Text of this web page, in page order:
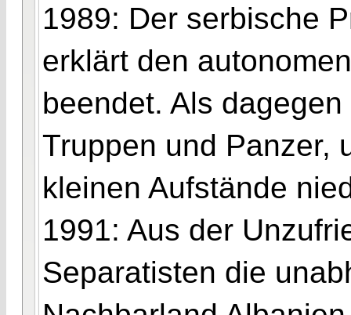
1989: Der serbische
erklärt den
beendet. Als
Truppen und Panzer,
kleinen Aufstände
1991: Aus der
Separatisten die